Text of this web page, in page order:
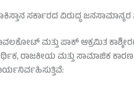
ಸರ್ಕಾರದ ವಿರುದ್ಧ
ಮತ್ತು ಪಾಕ್ ಆಕ್ರಮಿತ
ರಾಜಕೀಯ ಮತ್ತು ಸಾಮಾಜಿಕ